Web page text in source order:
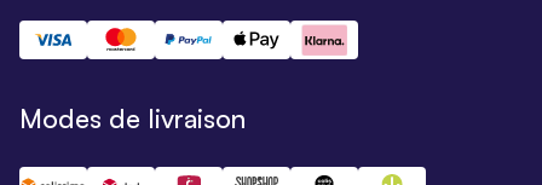
Modes de livraison